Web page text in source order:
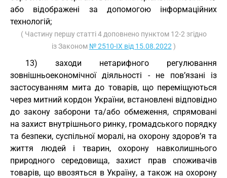
або відображені за допомогою інформаційних
технологій;
( Частину першу статті 4 доповнено пунктом 12-2 згідно
із Законом № 2510-IX від 15.08.2022 )
13) заходи нетарифного регулювання
зовнішньоекономічної діяльності - не пов’язані із
застосуванням мита до товарів, що переміщуються
через митний кордон України, встановлені відповідно
до закону заборони та/або обмеження, спрямовані
на захист внутрішнього ринку, громадського порядку
та безпеки, суспільної моралі, на охорону здоров’я та
життя людей і тварин, охорону навколишнього
природного середовища, захист прав споживачів
товарів, що ввозяться в Україну, а також на охорону